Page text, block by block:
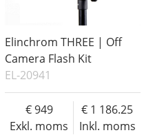
Elinchrom THREE | Off
Camera Flash Kit
EL-20941
Exkl. moms
949
Inkl. moms
1 186.25